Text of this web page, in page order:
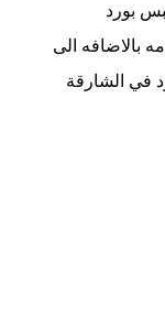
بورد
بالاضافه الى
في الشارقة